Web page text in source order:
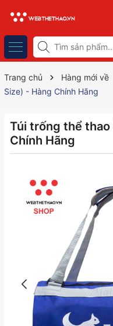
Trang chủ Hàng mới về
Size) - Hàng Chính Hãng
Túi trống thể
Chính Hãng